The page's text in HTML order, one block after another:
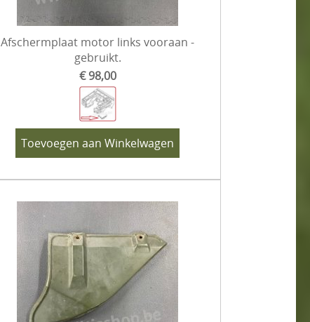
Afschermplaat motor links vooraan -
gebruikt.
€ 98,00
Toevoegen aan Winkelwagen